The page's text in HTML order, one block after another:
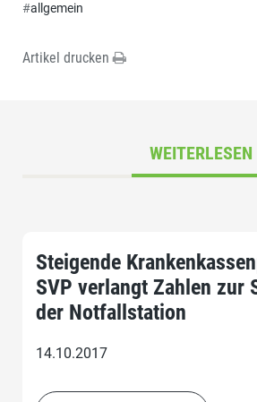
#allgemein
Artikel drucken
WEITERLESEN
Steigende
SVP verlangt Zahlen zur
der Notfallstation
14.10.2017